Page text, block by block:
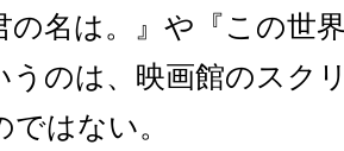
の名は。』や『この世
うのは、映画館のスク
はない。